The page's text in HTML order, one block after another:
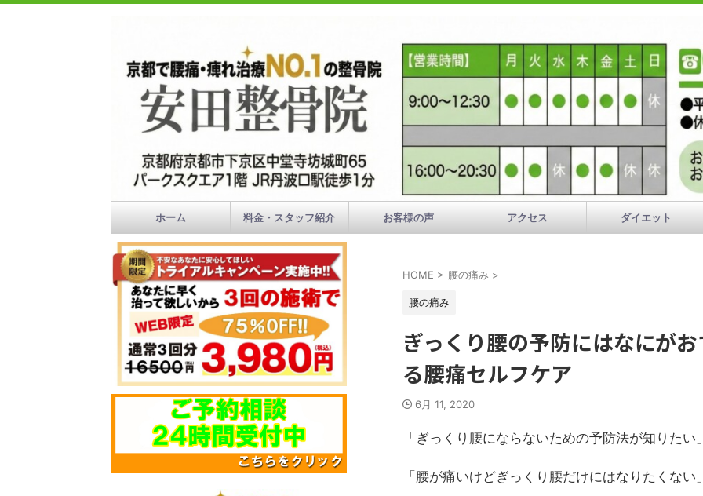
ホーム 料金・スタッフ紹介 お客様の声 アクセス ダイエット
HOME > 腰の痛み >
腰の痛み
ぎっくり腰の予防にはなにが
る腰痛セルフケア
6月 11, 2020
「ぎっくり腰にならないための予防法が知りたい
「腰が痛いけどぎっくり腰だけにはなりたくない